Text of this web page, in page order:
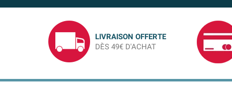
LIVRAISON OFFERTE
DÈS 49€ D'ACHAT